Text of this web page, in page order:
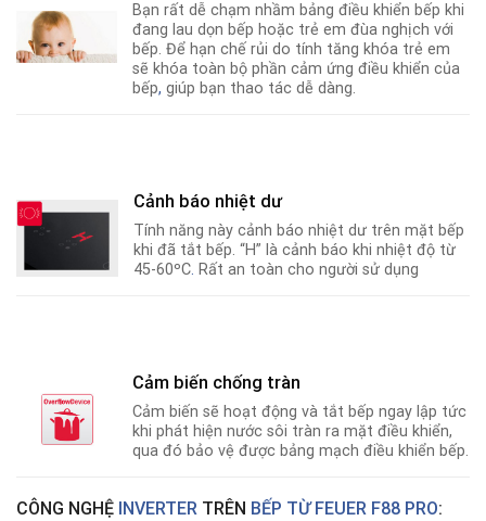
Bạn rất dễ chạm nhầm bảng điều khiển bếp khi
đang lau dọn bếp hoặc trẻ em đùa nghịch với
bếp. Để hạn chế rủi do tính tăng khóa trẻ em
sẽ khóa toàn bộ phần cảm ứng điều khiển của
bếp, giúp bạn thao tác dễ dàng.
Cảnh báo nhiệt dư
Tính năng này cảnh báo nhiệt dư trên mặt bếp
khi đã tắt bếp. “H” là cảnh báo khi nhiệt độ từ
45-60ºC. Rất an toàn cho người sử dụng
Cảm biến chống tràn
Cảm biến sẽ hoạt động và tắt bếp ngay lập tức
khi phát hiện nước sôi tràn ra mặt điều khiển,
qua đó bảo vệ được bảng mạch điều khiển bếp.
CÔNG NGHỆ INVERTER TRÊN BẾP TỪ FEUER F88 PRO: